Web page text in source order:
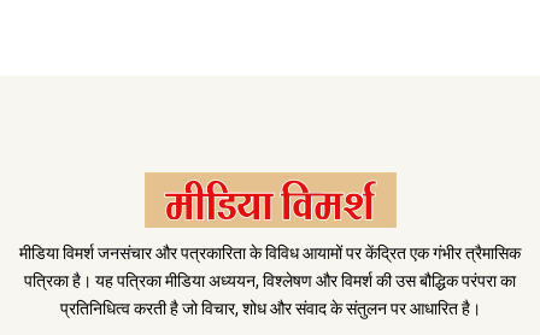
मीडिया विमर्श जनसंचार और पत्रकारिता के विविध आयामों पर केंद्रित एक गंभीर त्रैमासिक
पत्रिका है। यह पत्रिका मीडिया अध्ययन, विश्लेषण और विमर्श की उस बौद्धिक परंपरा का
प्रतिनिधित्व करती है जो विचार, शोध और संवाद के संतुलन पर आधारित है।